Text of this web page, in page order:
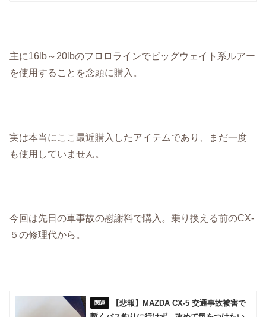
主に16lb～20lbのフロロラインでビッグウェイト系ルアー
を使用することを念頭に購入。
実は本当にここ最近購入したアイテムであり、まだ一度
も使用していません。
今回は先日の車事故の慰謝料で購入。乗り換える前のCX-
５の修理代から。
【悲報】MAZDA CX-5 交通事故被害で